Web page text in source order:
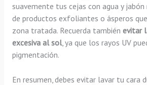
suavemente tus cejas con agua y
de productos exfoliantes o ásperos
zona tratada. Recuerda también evitar
excesiva al sol, ya que los rayos UV
pigmentación.
En resumen, debes evitar lavar tu cara